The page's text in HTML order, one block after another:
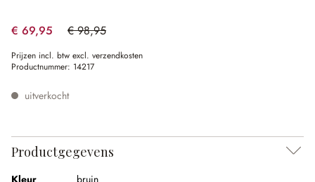
€ 69,95 € 98,95
(29.31% gespart)
Prijzen incl. btw excl. verzendkosten
Productnummer: 14217
uitverkocht
Productgegevens
Kleur
bruin